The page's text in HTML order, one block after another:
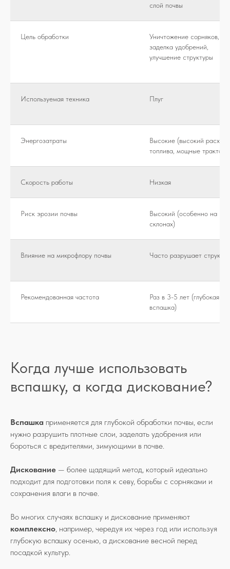
слой почвы
Цель обработки
Уничтожение сорняков,
заделка удобрений,
улучшение структуры
Используемая техника Плуг
Энергозатраты
Высокие (высокий расход
топлива, мощные
Скорость работы Низкая
Риск эрозии почвы
Высокий (особенно на
склонах)
Влияние на микрофлору почвы Часто разрушает
Рекомендованная частота
Раз в 3-5 лет (глубокая
вспашка)
Когда лучше использовать
вспашку, а когда дискование?
Вспашка применяется для глубокой обработки почвы, если
нужно разрушить плотные слои, заделать удобрения или
бороться с вредителями, зимующими в почве.
Дискование — более щадящий метод, который идеально
подходит для подготовки поля к севу, борьбы с сорняками и
сохранения влаги в почве.
Во многих случаях вспашку и дискование применяют
комплексно, например, чередуя их через год или используя
глубокую вспашку осенью, а дискование весной перед
посадкой культур.